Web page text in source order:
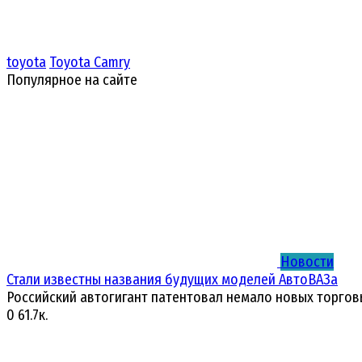
toyota Toyota Camry
Популярное на сайте
Новости
Стали известны названия будущих моделей АвтоВАЗа
Российский автогигант патентовал немало новых
0 61.7к.